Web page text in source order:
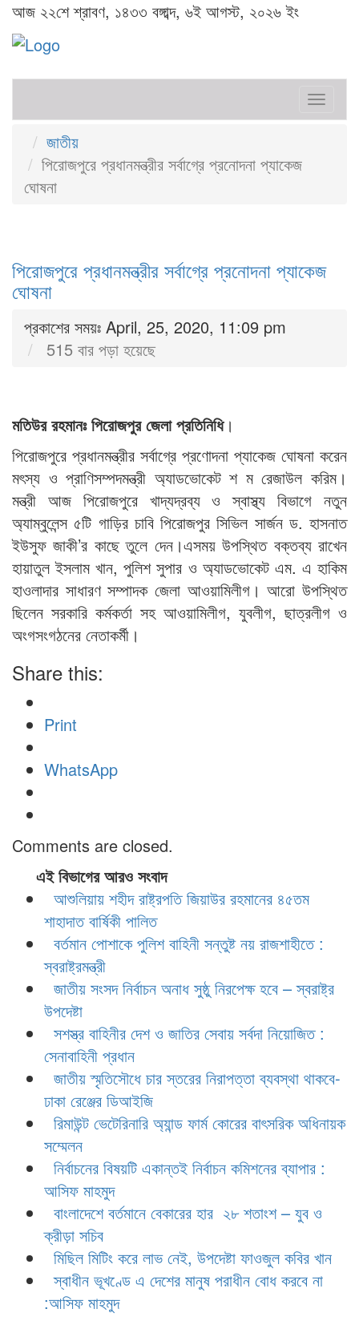
আজ ২২শে শ্রাবণ, ১৪৩৩ বঙ্গাব্দ, ৬ই আগস্ট, ২০২৬ ইং
জাতীয়
পিরোজপুরে প্রধানমন্ত্রীর সর্বাগ্রে প্রনোদনা প্যাকেজ
ঘোষনা
পিরোজপুরে প্রধানমন্ত্রীর সর্বাগ্রে প্রনোদনা প্যাকেজ
ঘোষনা
প্রকাশের সময়ঃ April, 25, 2020, 11:09 pm
515 বার পড়া হয়েছে
মতিউর রহমানঃ পিরোজপুর জেলা প্রতিনিধি।
পিরোজপুরে প্রধানমন্ত্রীর সর্বাগ্রে প্রণোদনা প্যাকেজ ঘোষনা করেন
মৎস্য ও প্রাণিসম্পদমন্ত্রী অ্যাডভোকেট শ ম রেজাউল করিম।
মন্ত্রী আজ পিরোজপুরে খাদ্যদ্রব্য ও স্বাস্থ্য বিভাগে নতুন
অ্যাম্বুলেন্স ৫টি গাড়ির চাবি পিরোজপুর সিভিল সার্জন ড. হাসনাত
ইউসুফ জাকী’র কাছে তুলে দেন।এসময় উপস্থিত বক্তব্য রাখেন
হায়াতুল ইসলাম খান, পুলিশ সুপার ও অ্যাডভোকেট এম. এ হাকিম
হাওলাদার সাধারণ সম্পাদক জেলা আওয়ামিলীগ। আরো উপস্থিত
ছিলেন সরকারি কর্মকর্তা সহ আওয়ামিলীগ, যুবলীগ, ছাত্রলীগ ও
অংগসংগঠনের নেতাকর্মী।
Share this:
Print
WhatsApp
Comments are closed.
এই বিভাগের আরও সংবাদ
আশুলিয়ায় শহীদ রাষ্ট্রপতি জিয়াউর রহমানের ৪৫তম
শাহাদাত বার্ষিকী পালিত
বর্তমান পোশাকে পুলিশ বাহিনী সন্তুষ্ট নয় রাজশাহীতে :
স্বরাষ্ট্রমন্ত্রী
জাতীয় সংসদ নির্বাচন অনাধ সুষ্ঠু নিরপেক্ষ হবে – স্বরাষ্ট্র
উপদেষ্টা
সশস্ত্র বাহিনীর দেশ ও জাতির সেবায় সর্বদা নিয়োজিত :
সেনাবাহিনী প্রধান
জাতীয় স্মৃতিসৌধে চার স্তরের নিরাপত্তা ব্যবস্থা থাকবে-
ঢাকা রেঞ্জের ডিআইজি
রিমাউন্ট ভেটেরিনারি অ্যান্ড ফার্ম কোরের বাৎসরিক অধিনায়ক
সম্মেলন
নির্বাচনের বিষয়টি একান্তই নির্বাচন কমিশনের ব্যাপার :
আসিফ মাহমুদ
বাংলাদেশে বর্তমানে বেকারের হার ২৮ শতাংশ – যুব ও
ক্রীড়া সচিব
মিছিল মিটিং করে লাভ নেই, উপদেষ্টা ফাওজুল কবির খান
স্বাধীন ভূখণ্ডে এ দেশের মানুষ পরাধীন বোধ করবে না
:আসিফ মাহমুদ